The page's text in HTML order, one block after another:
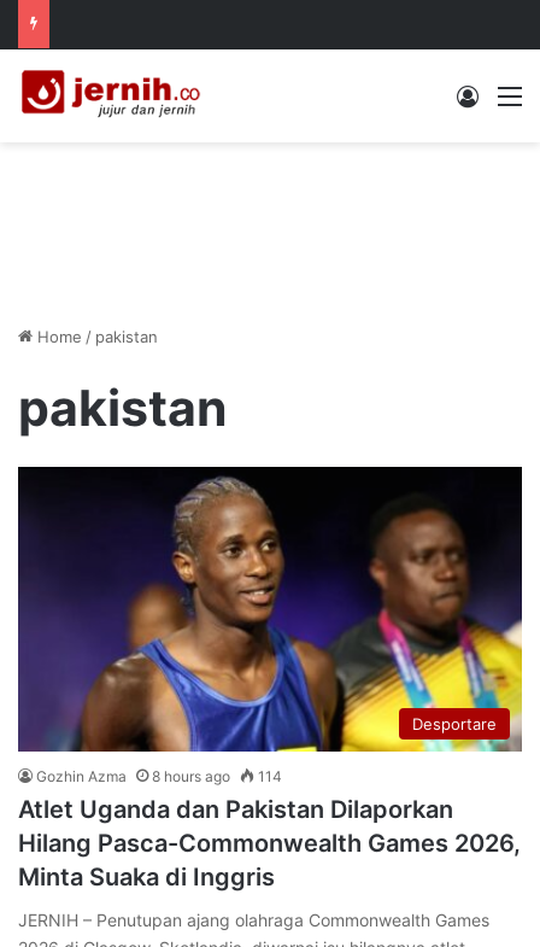
Log In
Home / pakistan
pakistan
Desportare
Gozhin Azma 8 hours ago 114
Atlet Uganda dan Pakistan Dilaporkan
Hilang Pasca-Commonwealth Games 2026,
Minta Suaka di Inggris
JERNIH – Penutupan ajang olahraga Commonwealth Games